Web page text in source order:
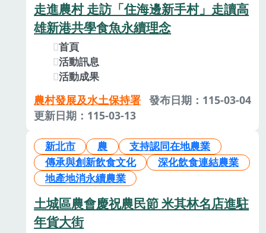
走進農村 走訪「住海邊新手村」走讀高
雄新港共學食魚永續理念
首頁
活動訊息
活動成果
農村發展及水土保持署 發布日期：115-03-04
更新日期：115-03-13
新北市 農
支持認同在地農業
傳承與創新飲食文化
深化飲食連結農業
地產地消永續農業
土城區農會慶祝農民節 米其林名店進駐
年貨大街